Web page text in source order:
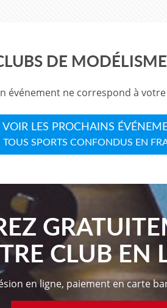
DE
événement ne correspond à
VOIR LES PROCHAINS
TOUS SPORTS CONFONDUS EN
CLUB EN
en ligne, paiement en carte